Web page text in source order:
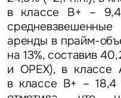
в классе В+ –
аренды в прайм-
на 13%, составив
и ОРЕХ), в классе
в классе В+ – 18,4